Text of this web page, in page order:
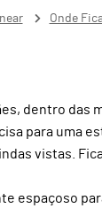
Onde
dentro das
para uma
vistas.
espaçoso